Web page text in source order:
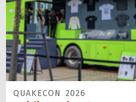
QUAKECON 2026